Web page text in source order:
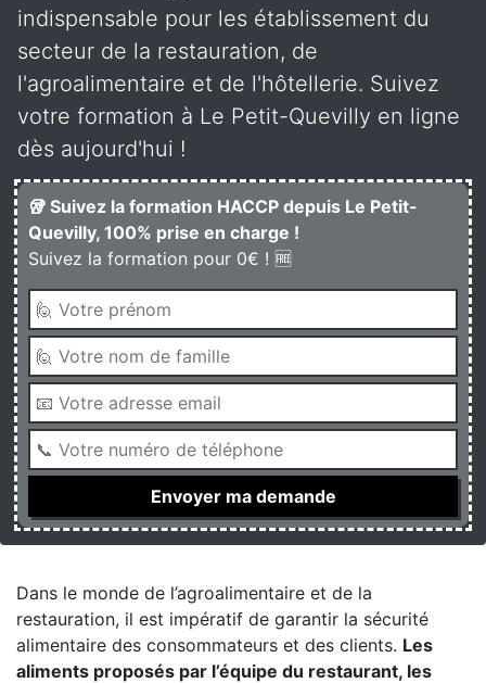
indispensable pour les établissement du
secteur de la restauration, de
l'agroalimentaire et de l'hôtellerie. Suivez
votre formation à Le Petit-Quevilly en ligne
dès aujourd'hui !
🥡 Suivez la formation HACCP depuis Le Petit-
Quevilly, 100% prise en charge !
Suivez la formation pour 0€ ! 🆓
Dans le monde de l’agroalimentaire et de la
restauration, il est impératif de garantir la sécurité
alimentaire des consommateurs et des clients. Les
aliments proposés par l’équipe du restaurant, les